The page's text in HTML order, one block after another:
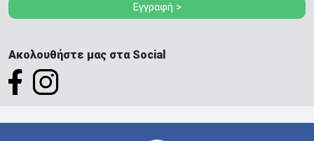
Εγγραφή >
Ακολουθήστε μας στα Social